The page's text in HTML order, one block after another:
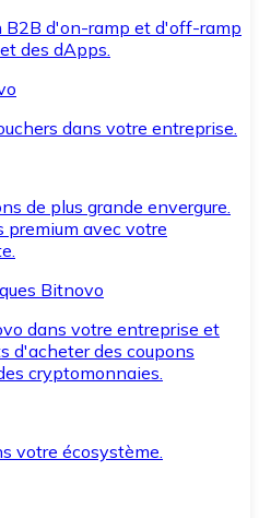
B2B d'on-ramp et d'off-ramp
des dApps.
dans votre entreprise.
de plus grande envergure.
avec votre
Bitnovo
dans votre entreprise et
d'acheter des coupons
cryptomonnaies.
votre écosystème.